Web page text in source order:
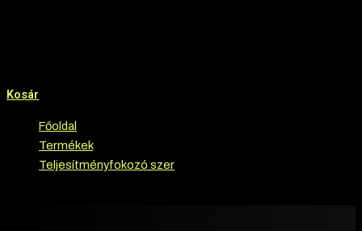
Kosár
Főoldal
Termékek
Teljesítményfokozó szer